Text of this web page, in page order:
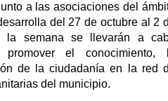
a las asociaciones del
del 27 de octubre al 2
la semana se llevarán a
el conocimiento,
de la ciudadanía en la red
del municipio.